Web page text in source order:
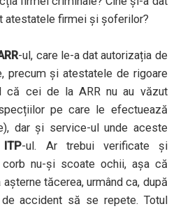
atestatele firmei și șoferilor?
-ul, care le-a dat autorizația de
precum și atestatele de rigoare
că cei de la ARR nu au văzut
pe care le efectuează
dar și service-ul unde aceste
ITP-ul. Ar trebui verificate și
corb nu-și scoate ochii, așa că
tăcerea, urmând ca, după
accident să se repete. Totul